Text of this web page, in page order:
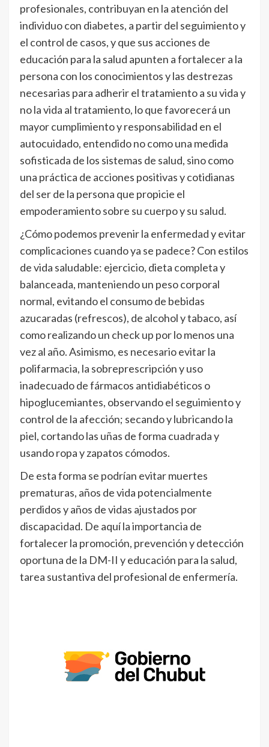
profesionales, contribuyan en la atención del
individuo con diabetes, a partir del seguimiento y
el control de casos, y que sus acciones de
educación para la salud apunten a fortalecer a la
persona con los conocimientos y las destrezas
necesarias para adherir el tratamiento a su vida y
no la vida al tratamiento, lo que favorecerá un
mayor cumplimiento y responsabilidad en el
autocuidado, entendido no como una medida
sofisticada de los sistemas de salud, sino como
una práctica de acciones positivas y cotidianas
del ser de la persona que propicie el
empoderamiento sobre su cuerpo y su salud.
¿Cómo podemos prevenir la enfermedad y evitar
complicaciones cuando ya se padece? Con estilos
de vida saludable: ejercicio, dieta completa y
balanceada, manteniendo un peso corporal
normal, evitando el consumo de bebidas
azucaradas (refrescos), de alcohol y tabaco, así
como realizando un check up por lo menos una
vez al año. Asimismo, es necesario evitar la
polifarmacia, la sobreprescripción y uso
inadecuado de fármacos antidiabéticos o
hipoglucemiantes, observando el seguimiento y
control de la afección; secando y lubricando la
piel, cortando las uñas de forma cuadrada y
usando ropa y zapatos cómodos.
De esta forma se podrían evitar muertes
prematuras, años de vida potencialmente
perdidos y años de vidas ajustados por
discapacidad. De aquí la importancia de
fortalecer la promoción, prevención y detección
oportuna de la DM-II y educación para la salud,
tarea sustantiva del profesional de enfermería.